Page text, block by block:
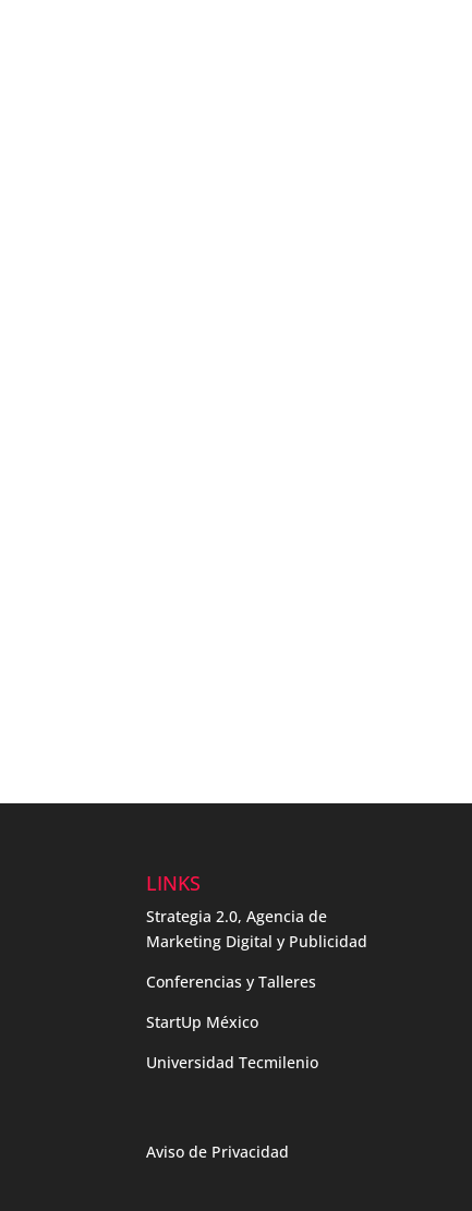
LINKS
Strategia 2.0, Agencia de
Marketing Digital y Publicidad
Conferencias y Talleres
StartUp México
Universidad Tecmilenio
Aviso de Privacidad